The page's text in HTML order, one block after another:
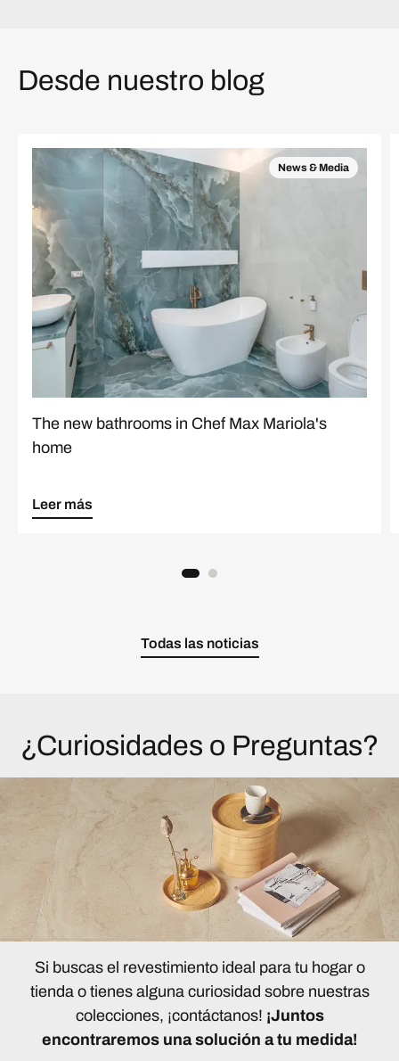
Desde nuestro blog
News & Media
The new bathrooms in Chef Max Mariola's
home
Leer más
Todas las noticias
¿Curiosidades o Preguntas?
Si buscas el revestimiento ideal para tu hogar o
tienda o tienes alguna curiosidad sobre nuestras
colecciones, ¡contáctanos! ¡Juntos
encontraremos una solución a tu medida!